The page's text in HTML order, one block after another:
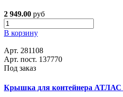
2 949.00 руб
В корзину
Арт. 281108
Арт. пост. 137770
Под заказ
Крышка для контейнера АТЛАС